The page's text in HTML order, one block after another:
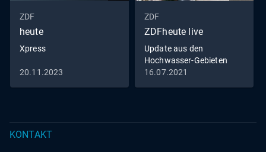
ZDF
heute
Xpress
20.11.2023
ZDF
ZDFheute live
Update aus den
Hochwasser-Gebieten
16.07.2021
KONTAKT